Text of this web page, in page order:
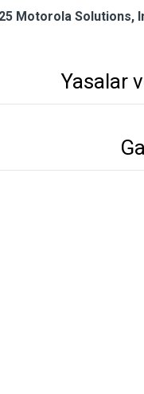
Motorola Solutions,
Yasalar